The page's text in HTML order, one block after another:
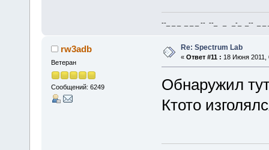
--_ _ _ _ _ _ -- --_ _ _-_ _-- _ _
rw3adb
Ветеран
Сообщений: 6249
Re: Spectrum Lab
« Ответ #11 : 18 Июня 2011,
Обнаружил
Ктото